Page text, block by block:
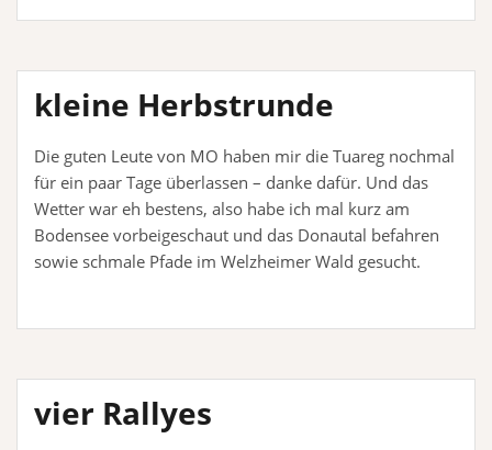
kleine Herbstrunde
Die guten Leute von MO haben mir die Tuareg nochmal
für ein paar Tage überlassen – danke dafür. Und das
Wetter war eh bestens, also habe ich mal kurz am
Bodensee vorbeigeschaut und das Donautal befahren
sowie schmale Pfade im Welzheimer Wald gesucht.
vier Rallyes